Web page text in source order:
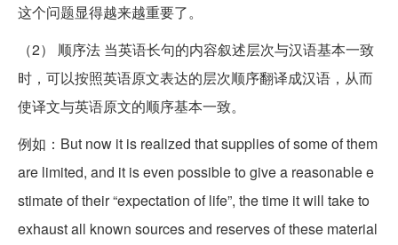
这个问题显得越来越重要了。
（2） 顺序法 当英语长句的内容叙述层次与汉语基本一致
时，可以按照英语原文表达的层次顺序翻译成汉语，从而
使译文与英语原文的顺序基本一致。
例如：But now it is realized that supplies of some of them
are limited, and it is even possible to give a reasonable e
stimate of their “expectation of life”, the time it will take to
exhaust all known sources and reserves of these material